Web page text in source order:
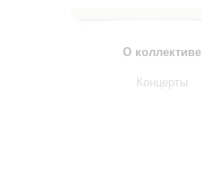
О коллективе
Концерты